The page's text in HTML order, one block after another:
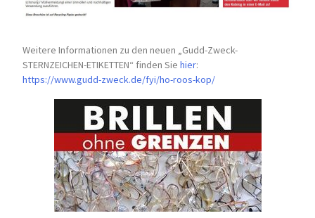
Weitere Informationen zu den neuen „Gudd-Zweck-
STERNZEICHEN-ETIKETTEN“ finden Siehier:
https://www.gudd-zweck.de/fyi/ho-roos-kop/